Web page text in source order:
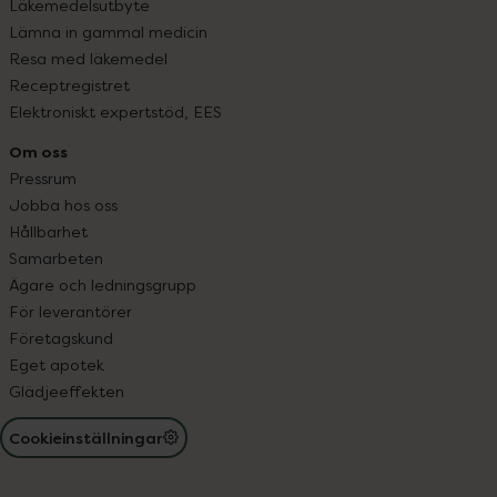
Läkemedelsutbyte
Lämna in gammal medicin
Resa med läkemedel
Receptregistret
Elektroniskt expertstöd, EES
Om oss
Pressrum
Jobba hos oss
Hållbarhet
Samarbeten
Ägare och ledningsgrupp
För leverantörer
Företagskund
Eget apotek
Glädjeeffekten
Cookieinställningar